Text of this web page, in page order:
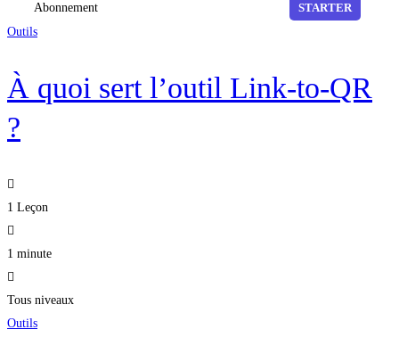
Abonnement
STARTER
Outils
À quoi sert l’outil Link-to-QR
?
1 Leçon
1 minute
Tous niveaux
Outils